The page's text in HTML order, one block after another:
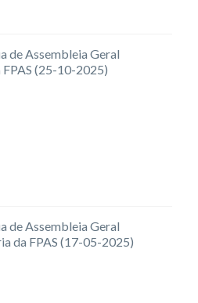
de Assembleia Geral
(25-10-2025)
de Assembleia Geral
da FPAS (17-05-2025)